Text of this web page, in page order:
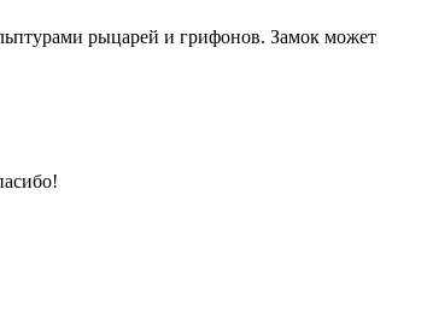
рыцарей и грифонов. Замок может